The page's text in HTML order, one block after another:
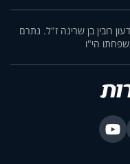
רובין בן שרינה ז"ל. נתרם
הי"ו